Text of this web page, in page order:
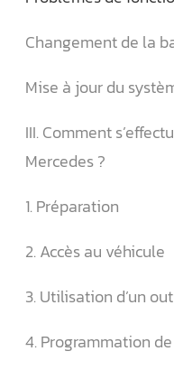
Changement de la
Mise à jour du
III. Comment
Mercedes ?
1. Préparation
2. Accès au véhicule
3. Utilisation d’un
4. Programmation